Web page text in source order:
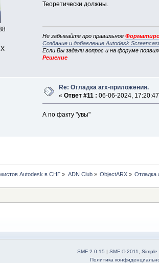
Теоретически должны.
Не забывайте про правильное
Создание и добавление Autodesk
Если Вы задали вопрос и на форуме
Решение
Re: Отладка arx-приложения.
« Ответ #11 : 06-06-2024,
А по факту "увы"
Autodesk в СНГ » ADN Club» ObjectARX» Отладка
SMF 2.0.15 | SMF © 2011
Simple
Политика